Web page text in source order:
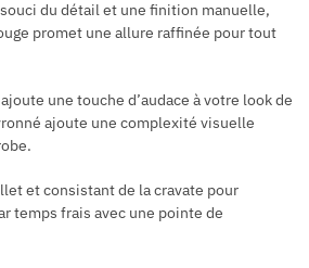
du détail et une finition manuelle,
promet une allure raffinée pour tout
une touche d’audace à votre look de
ajoute une complexité visuelle
et consistant de la cravate pour
temps frais avec une pointe de